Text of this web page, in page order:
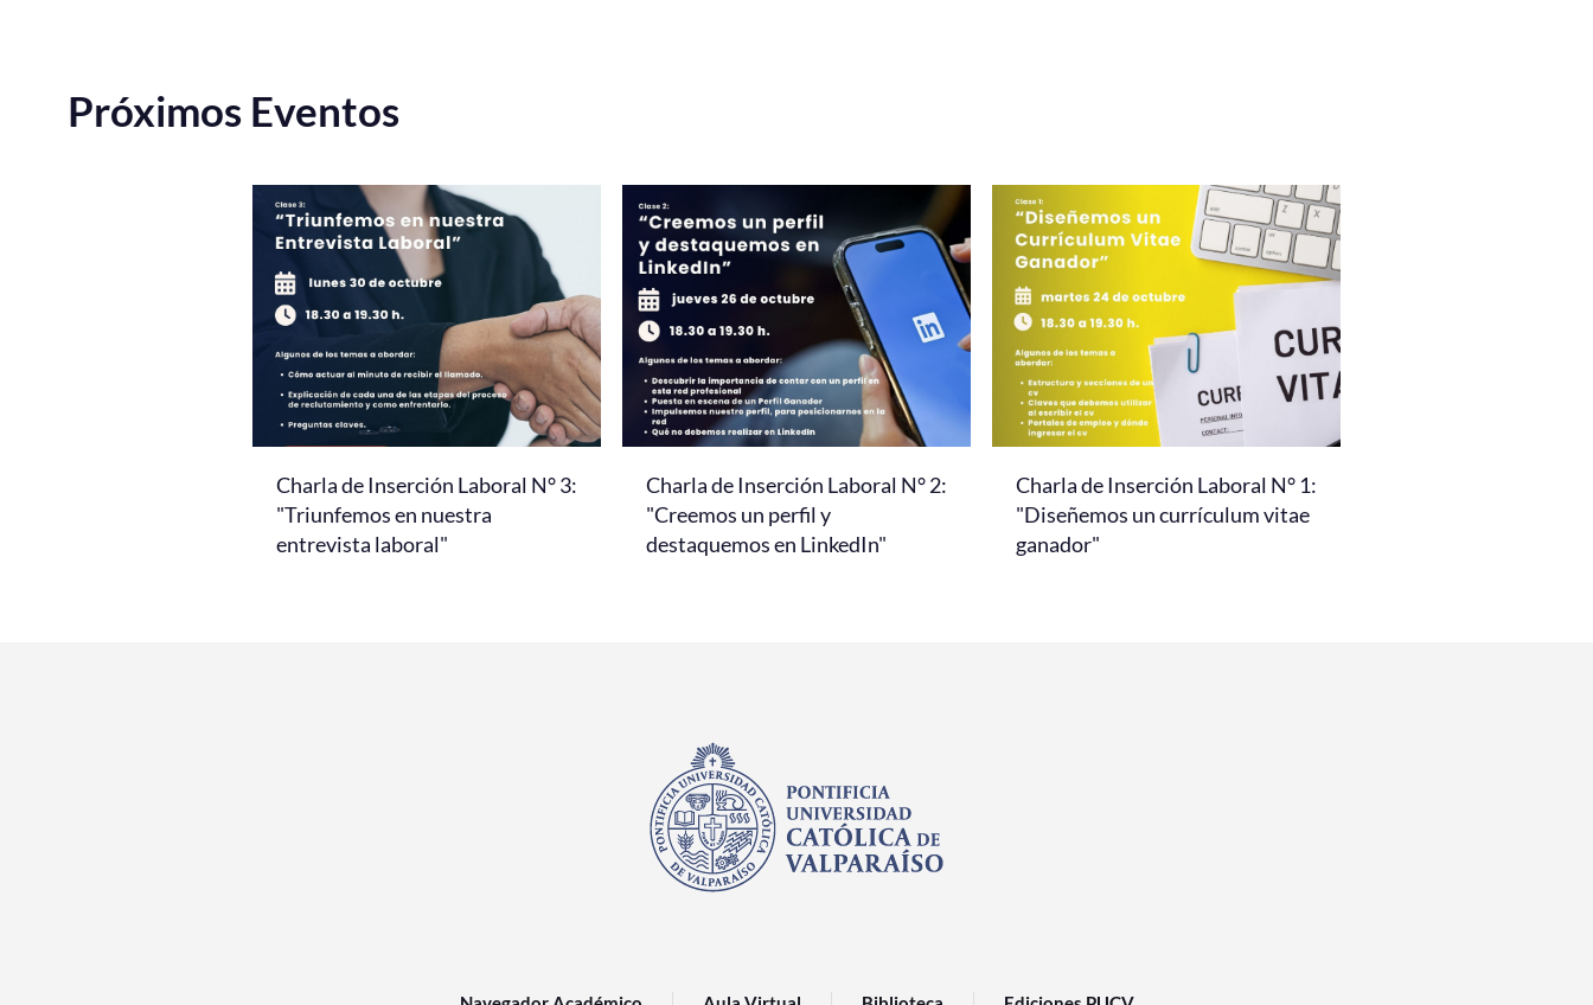
Próximos Eventos
Charla de Inserción Laboral N° 3:
"Triunfemos en nuestra
entrevista laboral"
Charla de Inserción Laboral N° 2:
"Creemos un perfil y
destaquemos en LinkedIn"
Charla de Inserción Laboral N° 1:
"Diseñemos un currículum vitae
ganador"